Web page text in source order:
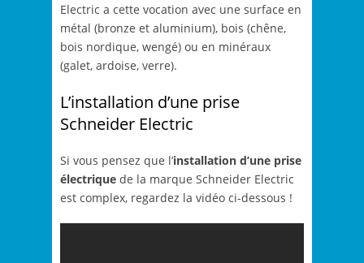
Electric a cette vocation avec une surface en
métal (bronze et aluminium), bois (chêne,
bois nordique, wengé) ou en minéraux
(galet, ardoise, verre).
L’installation d’une prise
Schneider Electric
Si vous pensez que l’installation d’une prise
électrique de la marque Schneider Electric
est complex, regardez la vidéo ci-dessous !